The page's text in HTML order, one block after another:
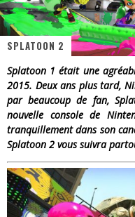
SPLATOON 2
Splatoon 1 était une
2015. Deux ans plus tard,
par beaucoup de fan,
nouvelle console de
tranquillement dans son
Splatoon 2 vous suivra